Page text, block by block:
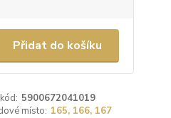
Přidat do košíku
5900672041019
místo: 165, 166, 167